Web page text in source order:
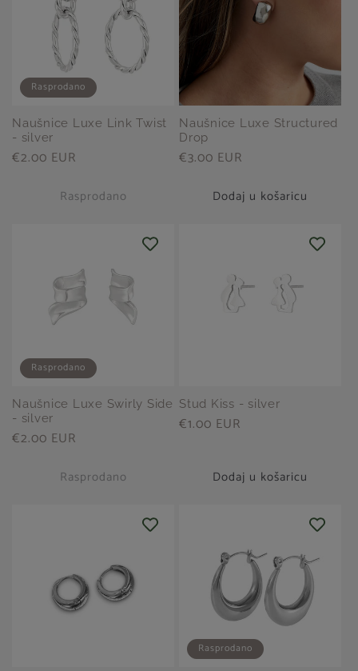
Rasprodano
Naušnice Luxe Link Twist
- silver
Redovna
€2.00 EUR
Rasprodano
Naušnice Luxe Structured
Drop
Redovna
€3.00 EUR
Dodaj u košaricu
Rasprodano
Naušnice Luxe Swirly Side
- silver
Redovna
€2.00 EUR
Rasprodano
Stud Kiss - silver
Redovna
€1.00 EUR
Dodaj u košaricu
Rasprodano